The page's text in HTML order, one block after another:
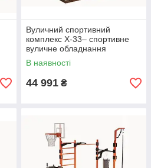
Вуличний спортивний
комплекс X-33– спортивне
вуличне обладнання
В наявності
44 991 ₴